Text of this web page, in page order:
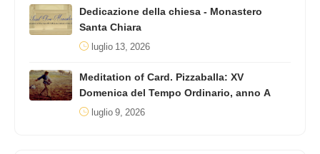
Dedicazione della chiesa - Monastero
Santa Chiara
luglio 13, 2026
Meditation of Card. Pizzaballa: XV
Domenica del Tempo Ordinario, anno A
luglio 9, 2026